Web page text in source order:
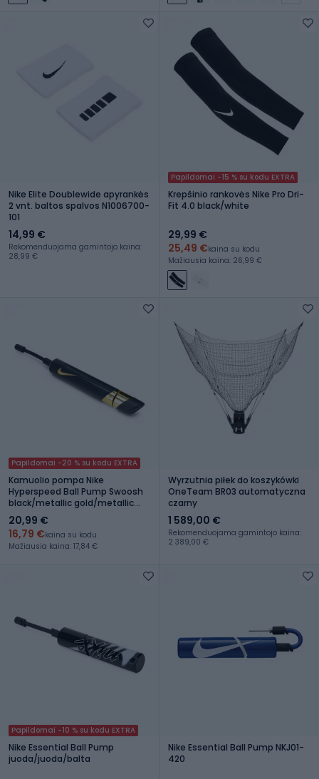
Nike Elite Doublewide apyrankės
2 vnt. baltos spalvos N1006700-
101
14,99 €
Rekomenduojama gamintojo kaina:
28,99 €
Papildomai -15 % su kodu EXTRA
Krepšinio rankovės Nike Pro Dri-
Fit 4.0 black/white
29,99 €
25,49 €kaina su kodu
Mažiausia kaina: 26,99 €
Papildomai -20 % su kodu EXTRA
Kamuolio pompa Nike
Hyperspeed Ball Pump Swoosh
black/metallic gold/metallic
gold
20,99 €
16,79 €kaina su kodu
Mažiausia kaina: 17,84 €
Wyrzutnia piłek do koszykówki
OneTeam BR03 automatyczna
czarny
1 589,00 €
Rekomenduojama gamintojo kaina:
2 389,00 €
Papildomai -10 % su kodu EXTRA
Nike Essential Ball Pump
juoda/juoda/balta
Nike Essential Ball Pump NKJ01-
420